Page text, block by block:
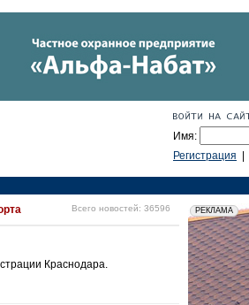
Имя:
Регистрация
Всего новостей: 36596
Краснодара.